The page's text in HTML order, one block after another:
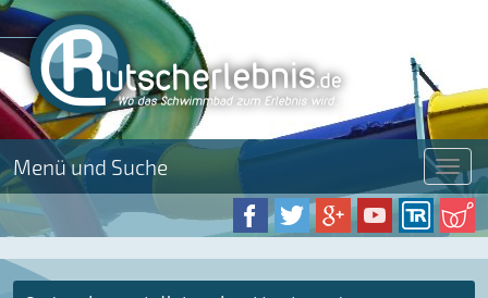
Menü und Suche Menü